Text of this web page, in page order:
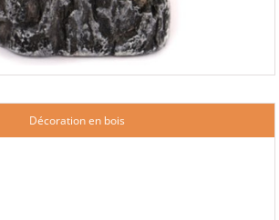
Décoration en bois